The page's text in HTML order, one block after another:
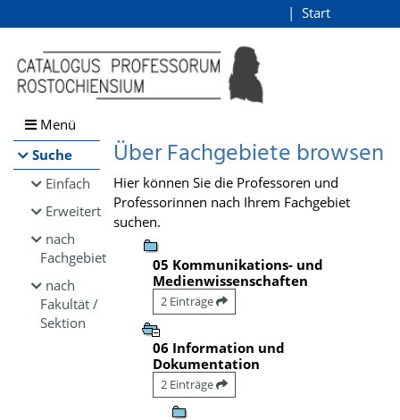
Browsen
direkt zum Inhalt
Start
Menü
Suche
Einfach
Erweitert
nach
Fachgebiet
nach
Fakultät /
Sektion
Über Fachgebiete browsen
Hier können Sie die Professoren und
Professorinnen nach Ihrem Fachgebiet
suchen.
05 Kommunikations- und
Medienwissenschaften
2 Einträge
06 Information und
Dokumentation
2 Einträge